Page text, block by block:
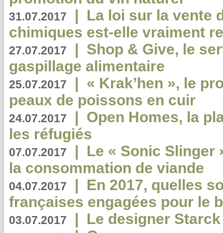
31.07.2017 | La loi sur la vente
chimiques est-elle vraiment
27.07.2017 | Shop & Give, le
gaspillage alimentaire
25.07.2017 | « Krak’hen », le
peaux de poissons en cuir
24.07.2017 | Open Homes, la
les réfugiés
07.07.2017 | Le « Sonic Slinger
la consommation de viande
04.07.2017 | En 2017, quelles
françaises engagées pour le
03.07.2017 | Le designer